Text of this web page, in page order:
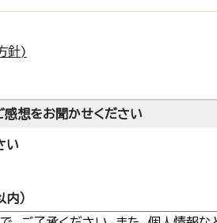
針)
感想をお聞かせください
い
）